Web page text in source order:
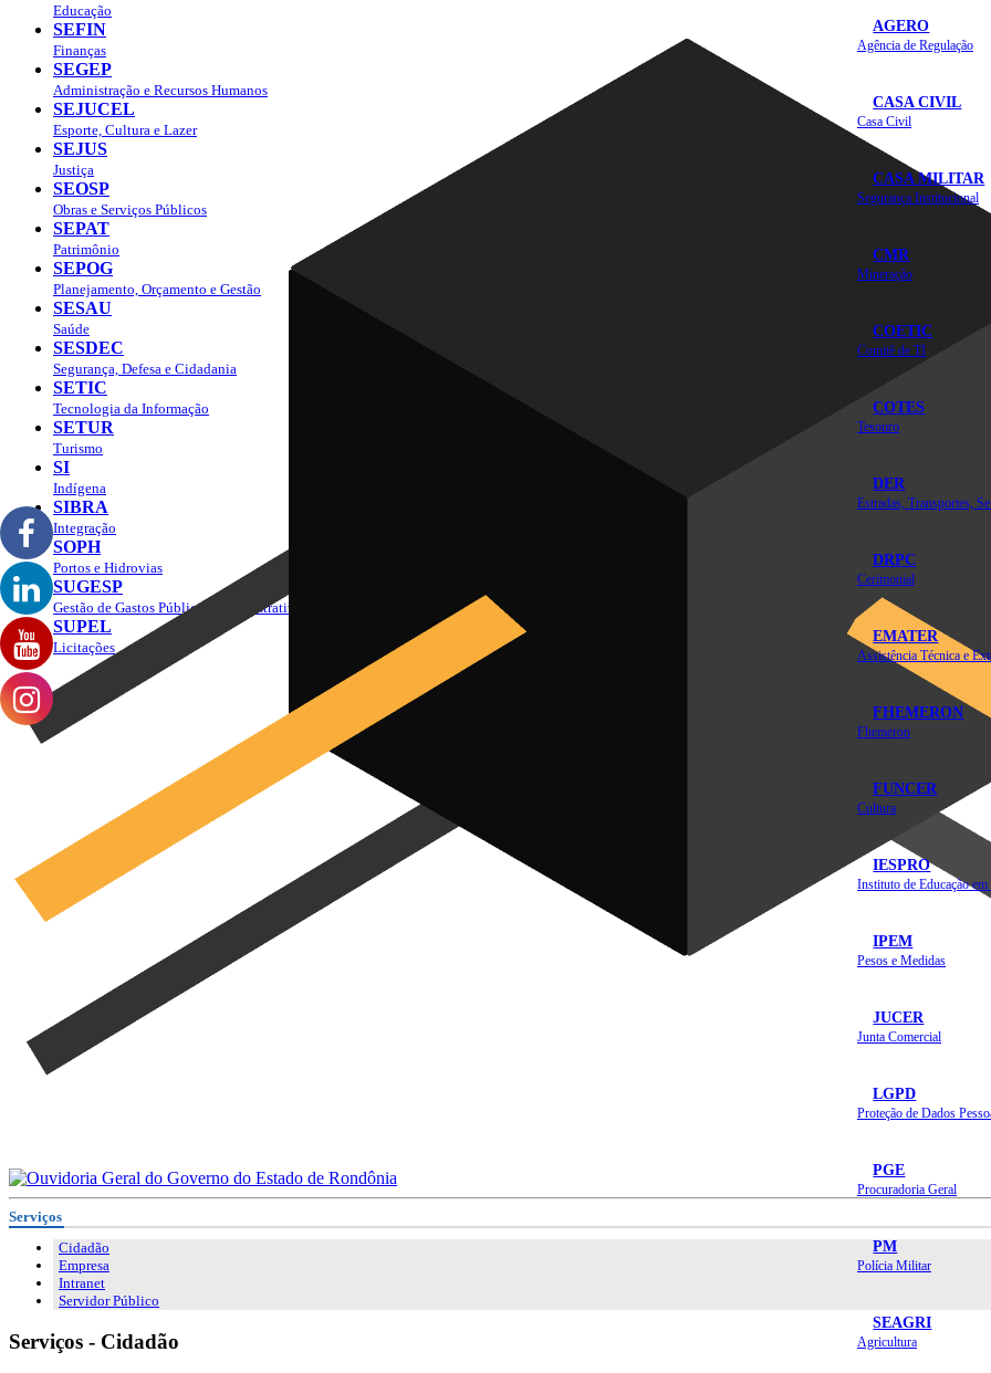
AGERO
Agência de Regulação
CASA CIVIL
Casa Civil
CASA MILITAR
Segurança Institucional
CMR
Mineração
COETIC
Comitê de TI
COTES
Tesouro
DER
DRPC
Cerimonial
EMATER
FHEMERON
Fhemeron
FUNCER
Cultura
IESPRO
IPEM
Pesos e Medidas
JUCER
Junta Comercial
LGPD
Proteção de Dados
PGE
Procuradoria Geral
PM
Polícia Militar
SEAGRI
Agricultura
Educação
SEFIN
Finanças
SEGEP
Administração e Recursos Humanos
SEJUCEL
Esporte, Cultura e Lazer
SEJUS
Justiça
SEOSP
Obras e Serviços Públicos
SEPAT
Patrimônio
SEPOG
Planejamento, Orçamento e Gestão
SESAU
Saúde
SESDEC
Segurança, Defesa e Cidadania
SETIC
Tecnologia da Informação
SETUR
Turismo
SI
Indígena
SIBRA
Integração
SOPH
Portos e Hidrovias
SUGESP
Gestão de Gastos Públicos Administrativos
SUPEL
Licitações
Serviços
Cidadão
Empresa
Intranet
Servidor Público
Serviços - Cidadão